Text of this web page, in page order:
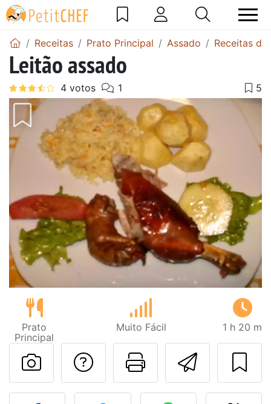
Receitas Prato Principal Assado Receitas
Leitão assado
Prato
Principal
Muito Fácil 1 h 20 m
Imprima
Falar com o autor
Fez esta receita?